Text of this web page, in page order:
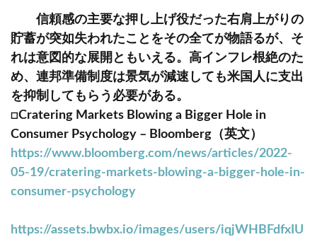
信頼感の主要な押し上げ役だった右肩上がりの
貯蓄が突如失われたことをその全てが物語るが、そ
れは意図的な展開ともいえる。高インフレ根絶のた
め、連邦準備制度は景気が減速しても米国人に支出
を抑制してもらう必要がある。
□Cratering Markets Blowing a Bigger Hole in
Consumer Psychology – Bloomberg（英文）
https://www.bloomberg.com/news/articles/2022-
05-19/cratering-markets-blowing-a-bigger-hole-in-
consumer-psychology
https://assets.bwbx.io/images/users/iqjWHBFdfxIU